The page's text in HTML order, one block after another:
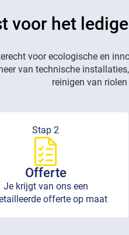
voor het
voor ecologische en
van technische
reinigen van
Stap 2
Offerte
Je krijgt van ons een
offerte op maat